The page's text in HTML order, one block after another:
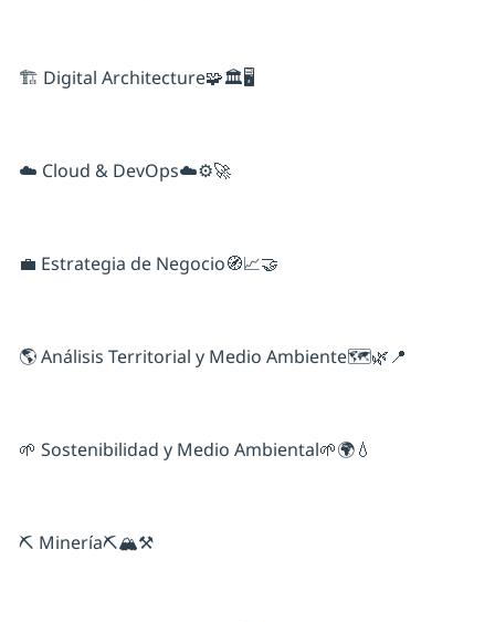
🏗️ Digital Architecture🧩🏛️🖥️
☁️ Cloud & DevOps☁️⚙️🚀
💼 Estrategia de Negocio🧭📈🤝
🌎 Análisis Territorial y Medio Ambiente🗺️🌿📍
🌱 Sostenibilidad y Medio Ambiental🌱🌍💧
⛏️ Minería⛏️🏔️⚒️